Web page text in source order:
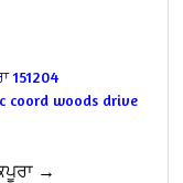
151204
coord woods drive
→